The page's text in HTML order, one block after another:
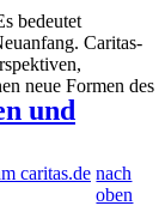
und
bedeutet
Caritas-
neue Formen des
caritas.de nach
oben